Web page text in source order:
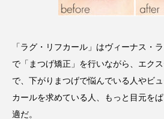
コネクテッド・ビューティ
コルチゾール サステナビリ
サステナブル美容
「ラグ・リフカール」はヴィーナス・
で「まつげ矯正」を行いながら、エク
で、下がりまつげで悩んでいる人やビ
カールを求めている人、もっと目元を
適だ。